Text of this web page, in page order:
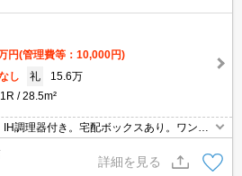
円(管理費等：10,000円)
し 礼
15.6万
1R 28.5m²
調理器付き。宅配ボックスあり。ワンフ
基付き。
詳細を見る